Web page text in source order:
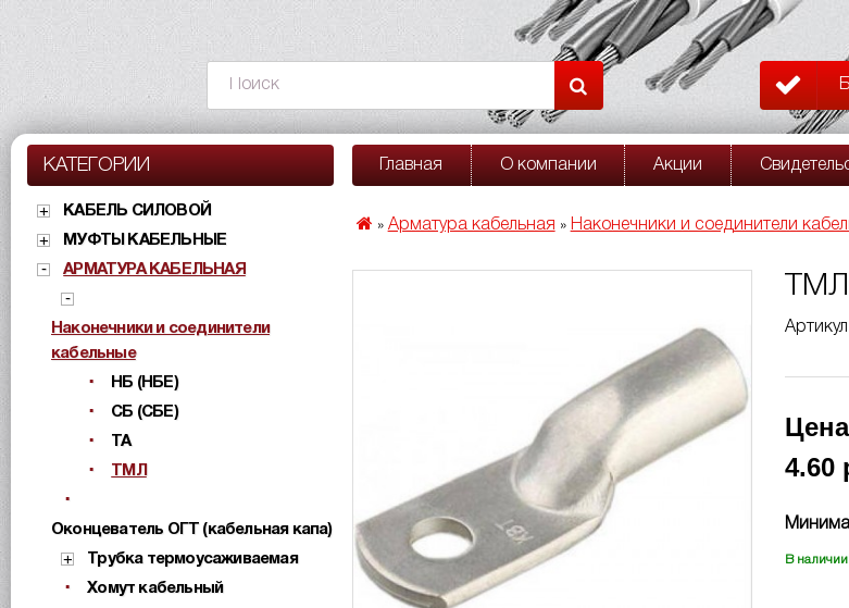
КАТЕГОРИИ
КАБЕЛЬ СИЛОВОЙ
МУФТЫ КАБЕЛЬНЫЕ
АРМАТУРА КАБЕЛЬНАЯ
Наконечники и соединители
кабельные
НБ (НБЕ)
СБ (СБЕ)
ТА
ТМЛ
Оконцеватель ОГТ (кабельная капа)
Трубка термоусаживаемая
Хомут кабельный
Главная О компании Акции
» Арматура кабельная » Наконечники и соединители
4.60
В